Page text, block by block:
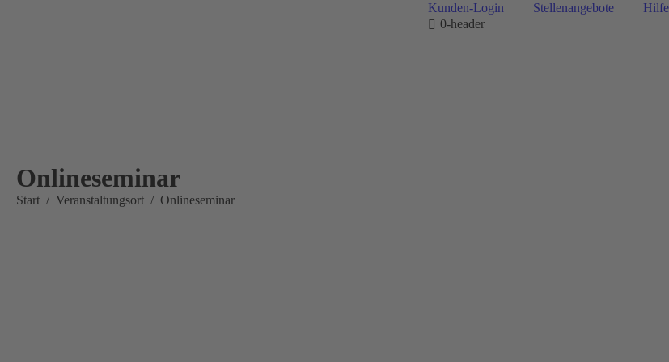
Kunden-Login Stellenangebote
Hilfe
0-header
Onlineseminar
Sie befinden sich hier:
Start Veranstaltungsort Onlineseminar